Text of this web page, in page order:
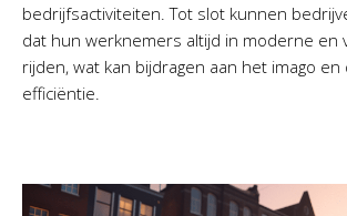
bedrijfsactiviteiten. Tot slot kunnen
dat hun werknemers altijd in moderne en
rijden, wat kan bijdragen aan het imago
efficiëntie.